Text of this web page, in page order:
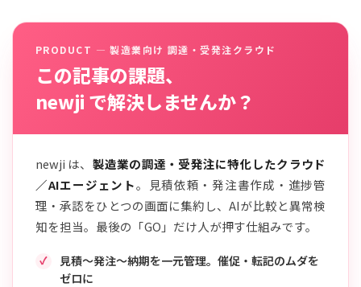
PRODUCT — 製造業向け 調達・受発注クラウド
この記事の課題、
newji で解決しませんか？
newji は、 製造業の調達・受発注に特化したクラウド
／AIエージェント。見積依頼・発注書作成・進捗管
理・承認をひとつの画面に集約し、AIが比較と異常検
知を担当。最後の「GO」だけ人が押す仕組みです。
見積〜発注〜納期を一元管理。催促・転記のムダを
ゼロに